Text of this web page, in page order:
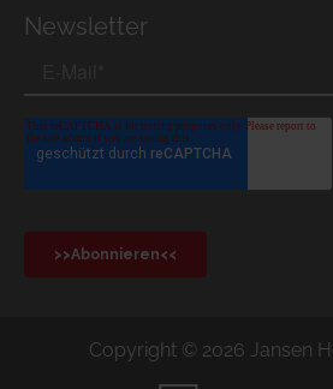
Newsletter
Copyright © 2026 Jansen